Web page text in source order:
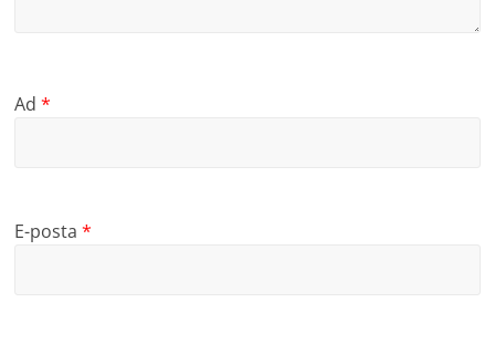
Ad*
E-posta*